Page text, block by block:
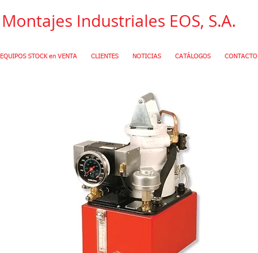
Montajes Industriales EOS, S.A.
EQUIPOS STOCK en VENTA CLIENTES NOTICIAS CATÁLOGOS CONTACTO